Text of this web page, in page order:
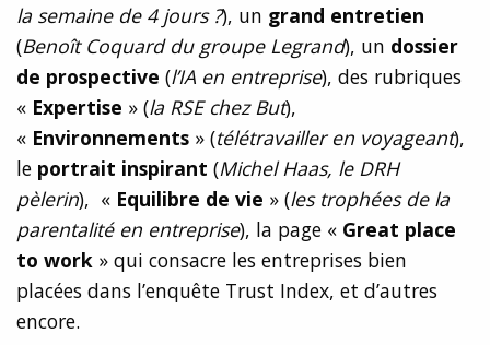
la semaine de 4 jours ?), un grand entretien
(Benoît Coquard du groupe Legrand), un dossier
de prospective (l’IA en entreprise), des rubriques
« Expertise » (la RSE chez But),
« Environnements » (télétravailler en voyageant),
le portrait inspirant (Michel Haas, le DRH
pèlerin), « Equilibre de vie » (les trophées de la
parentalité en entreprise), la page « Great place
to work » qui consacre les entreprises bien
placées dans l’enquête Trust Index, et d’autres
encore.